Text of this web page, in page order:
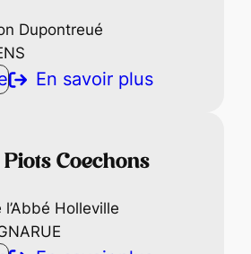
Dupontreué
En savoir plus
Piots Coechons
Holleville